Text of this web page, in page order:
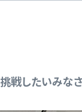
挑戦したいみな